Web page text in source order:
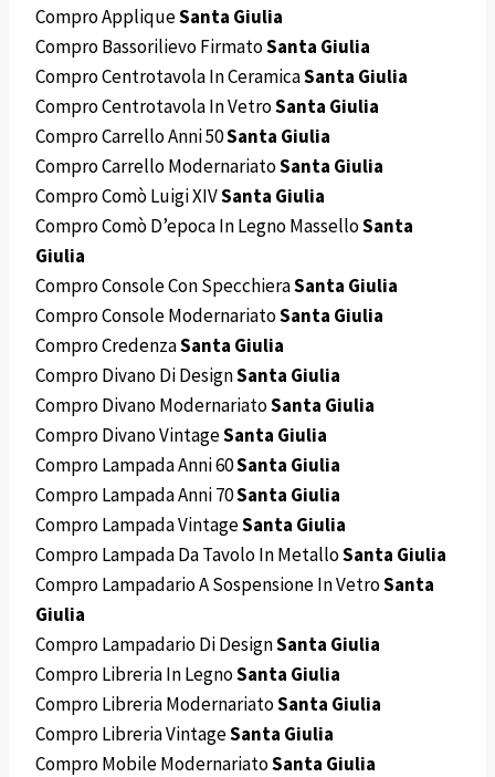
Compro AppliqueSanta Giulia
Compro Bassorilievo FirmatoSanta Giulia
Compro Centrotavola In CeramicaSanta Giulia
Compro Centrotavola In VetroSanta Giulia
Compro Carrello Anni 50Santa Giulia
Compro Carrello ModernariatoSanta Giulia
Compro Comò Luigi XIVSanta Giulia
Compro Comò D’epoca In Legno MasselloSanta
Giulia
Compro Console Con SpecchieraSanta Giulia
Compro Console ModernariatoSanta Giulia
Compro CredenzaSanta Giulia
Compro Divano Di DesignSanta Giulia
Compro Divano ModernariatoSanta Giulia
Compro Divano VintageSanta Giulia
Compro Lampada Anni 60Santa Giulia
Compro Lampada Anni 70Santa Giulia
Compro Lampada VintageSanta Giulia
Compro Lampada Da Tavolo In MetalloSanta Giulia
Compro Lampadario A Sospensione In VetroSanta
Giulia
Compro Lampadario Di DesignSanta Giulia
Compro Libreria In LegnoSanta Giulia
Compro Libreria ModernariatoSanta Giulia
Compro Libreria VintageSanta Giulia
Compro Mobile ModernariatoSanta Giulia